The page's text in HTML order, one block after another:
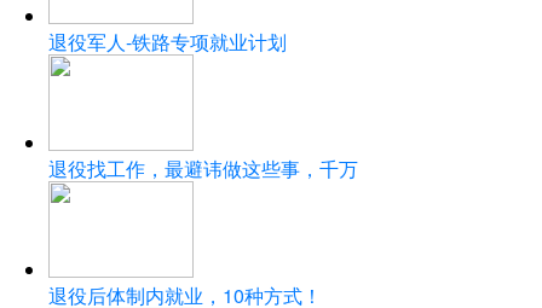
退役军人-铁路专项就业计划
退役找工作，最避讳做这些事，千万
退役后体制内就业，10种方式！